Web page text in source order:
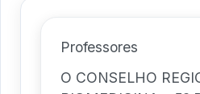
Professores
O CONSELHO